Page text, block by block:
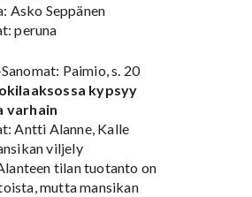
Asko Seppänen
peruna
Paimio, s. 20
kypsyy
varhain
Antti Alanne, Kalle
viljely
tilan tuotanto on
mutta mansikan